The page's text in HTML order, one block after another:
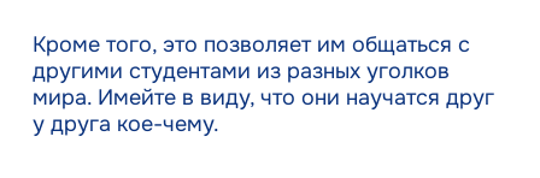
Кроме того, это позволяет им общаться с
другими студентами из разных уголков
мира. Имейте в виду, что они научатся друг
у друга кое-чему.